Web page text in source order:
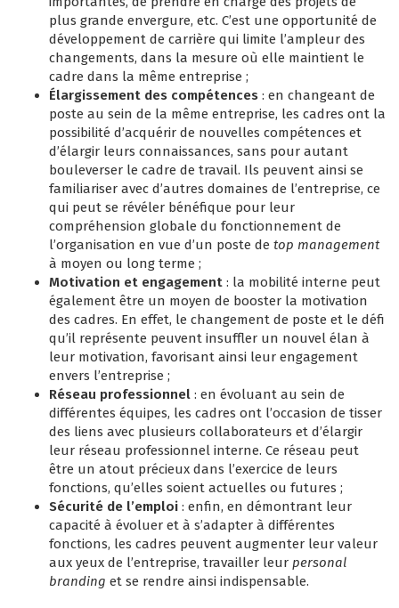
plus grande envergure, etc. C’est une opportunité de
développement de carrière qui limite l’ampleur des
changements, dans la mesure où elle maintient le
cadre dans la même entreprise ;
Élargissement des compétences : en changeant de
poste au sein de la même entreprise, les cadres ont la
possibilité d’acquérir de nouvelles compétences et
d’élargir leurs connaissances, sans pour autant
bouleverser le cadre de travail. Ils peuvent ainsi se
familiariser avec d’autres domaines de l’entreprise, ce
qui peut se révéler bénéfique pour leur
compréhension globale du fonctionnement de
l’organisation en vue d’un poste de top management
à moyen ou long terme ;
Motivation et engagement : la mobilité interne peut
également être un moyen de booster la motivation
des cadres. En effet, le changement de poste et le défi
qu’il représente peuvent insuffler un nouvel élan à
leur motivation, favorisant ainsi leur engagement
envers l’entreprise ;
Réseau professionnel : en évoluant au sein de
différentes équipes, les cadres ont l’occasion de tisser
des liens avec plusieurs collaborateurs et d’élargir
leur réseau professionnel interne. Ce réseau peut
être un atout précieux dans l’exercice de leurs
fonctions, qu’elles soient actuelles ou futures ;
Sécurité de l’emploi : enfin, en démontrant leur
capacité à évoluer et à s’adapter à différentes
fonctions, les cadres peuvent augmenter leur valeur
aux yeux de l’entreprise, travailler leur personal
branding et se rendre ainsi indispensable.